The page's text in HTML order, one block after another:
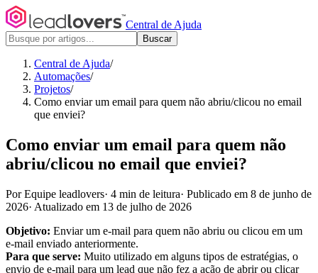
Central de Ajuda
Buscar
Central de Ajuda/
Automações/
Projetos/
Como enviar um email para quem não abriu/clicou no email
que enviei?
Como enviar um email para quem não
abriu/clicou no email que enviei?
Por Equipe leadlovers· 4 min de leitura· Publicado em 8 de junho de
2026· Atualizado em 13 de julho de 2026
Objetivo: Enviar um e-mail para quem não abriu ou clicou em um
e-mail enviado anteriormente.
Para que serve: Muito utilizado em alguns tipos de estratégias, o
envio de e-mail para um lead que não fez a ação de abrir ou clicar